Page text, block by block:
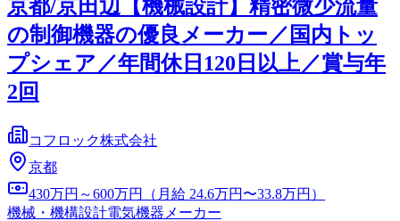
京都/京田辺【機械設計】精密微少流量
の制御機器の優良メーカー／国内トッ
プシェア／年間休日120日以上／賞与年
2回
コフロック株式会社
京都
430万円～600万円（月給 24.6万円〜33.8万円）
機械・機構設計電気機器メーカー